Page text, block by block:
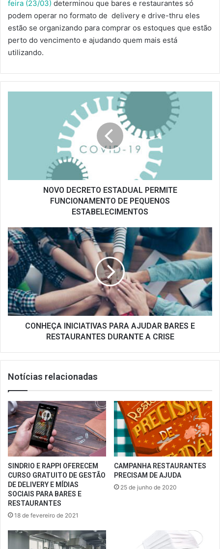
feira (23/03) determinou que bares e restaurantes só
podem operar no formato de delivery e drive-thru eles
estão se organizando para comprar os estoques que estão
perto do vencimento e ajudando quem mais está
utilizando.
FUNCIONAMENTO
ESTABELECIMENTOS
NOVO DECRETO ESTADUAL PERMITE
FUNCIONAMENTO DE PEQUENOS
ESTABELECIMENTOS
CONHEÇA
INICIATIVAS
PARA
AJUDAR
BARES
E
RESTAURANTES
DURANTE
A
CONHEÇA INICIATIVAS PARA AJUDAR BARES E
RESTAURANTES DURANTE A CRISE
Notícias relacionadas
SINDRIO E RAPPI OFERECEM
CURSO GRATUITO DE GESTÃO
DE DELIVERY E MÍDIAS
SOCIAIS PARA BARES E
RESTAURANTES
18 de fevereiro de 2021
CAMPANHA RESTAURANTES
PRECISAM DE AJUDA
25 de junho de 2020